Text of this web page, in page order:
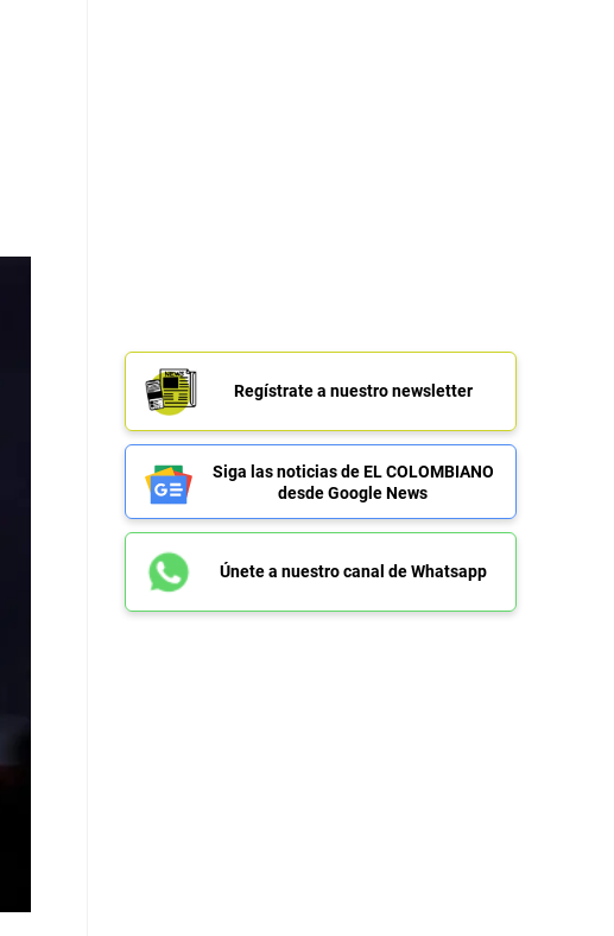
Regístrate a nuestro newsletter
Siga las noticias de EL COLOMBIANO
desde Google News
Únete a nuestro canal de Whatsapp